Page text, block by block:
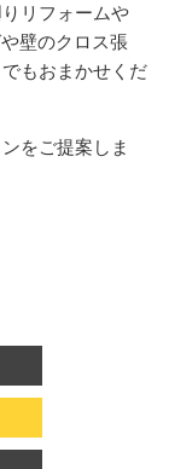
リフォームや
壁のクロス張
もおまかせくだ
をご提案しま